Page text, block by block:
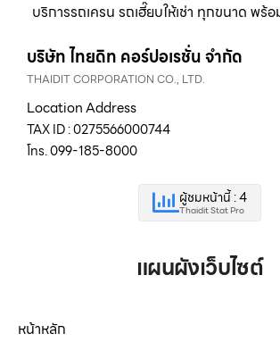
บริการรถเครน รถเฮี๊ยบให้เช่า ทุกขนาด พ
บริษัท ไทยดิท คอร์ปอเรชั่น จำกัด
THAIDIT CORPORATION CO., LTD.
Location Address
TAX ID : 0275566000744
โทร. 099-185-8000
ผู้ชมหน้านี้ : 4
Thaidit Stat Pro
แผนผังเว็บไซต์
หน้าหลัก